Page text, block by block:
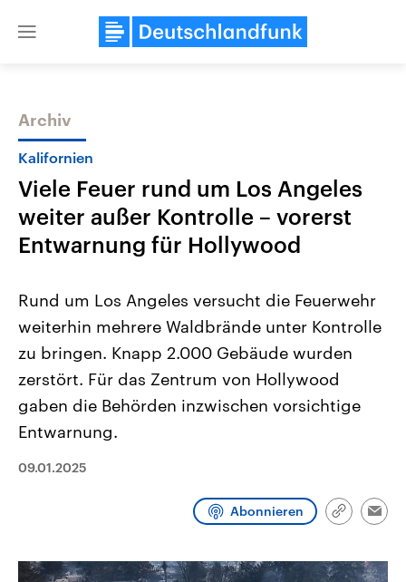
Close
Themen
Aktuelle Beiträge, Analysen und
Hintergründe
Wirtschaftlich und militärisch
gehören die Vereinigten Staaten zu
den mächtigsten Ländern der Erde,
mit großem Einfluss auf das
aktuelle Weltgeschehen.
Aktuelle Lage und
Der Überfall der
Terrororganisation Hamas
Oktober 2023 auf Israel
Region wieder die Gewalt
Israel möchte die Hamas
Diese wird wie die
Archiv
Kalifornien
Viele Feuer rund um Los Angeles
weiter außer Kontrolle – vorerst
Entwarnung für Hollywood
Rund um Los Angeles versucht die Feuerwehr
weiterhin mehrere Waldbrände unter Kontrolle
zu bringen. Knapp 2.000 Gebäude wurden
zerstört. Für das Zentrum von Hollywood
gaben die Behörden inzwischen vorsichtige
Entwarnung.
09.01.2025
Abonnieren
Link